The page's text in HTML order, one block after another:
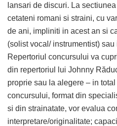
lansari de discuri. La
cetateni romani si straini, cu
de ani, impliniti in acest an si
(solist vocal/ instrumentist)
Repertoriul concursului va
din repertoriul lui Johnny
proprie sau la alegere – in total
concursului, format din
si din strainatate, vor evalua
interpretare/originalitate;